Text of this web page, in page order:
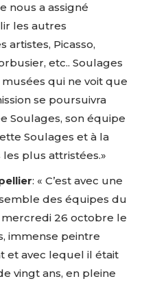
nous a assigné
les autres
artistes, Picasso,
etc.. Soulages
qui ne voit que
se poursuivra
Soulages, son équipe
Soulages et à la
plus attristées.»
: « C’est avec une
des équipes du
26 octobre le
immense peintre
et avec lequel il était
vingt ans, en pleine